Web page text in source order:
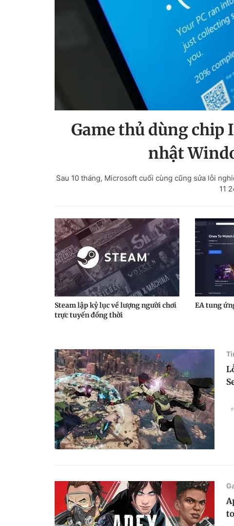
Game thủ dùng chip
nhật
Sau 10 tháng, Microsoft cuối cùng cũng sửa lỗi
11
Steam lập kỷ lục về lượng người chơi
trực tuyến đồng thời
EA tung